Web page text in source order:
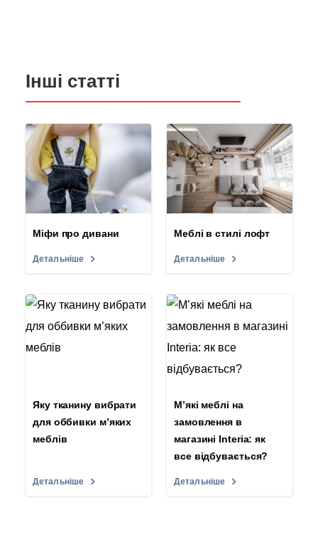
Інші статті
Міфи про дивани
Детальніше
Меблі в стилі лофт
Детальніше
Яку тканину вибрати
для оббивки м’яких
меблів
Детальніше
М’які меблі на
замовлення в
магазині Interia: як
все відбувається?
Детальніше